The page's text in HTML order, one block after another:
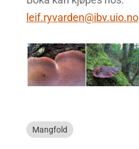
leif.ryvarden@ibv.uio.no
Mangfold